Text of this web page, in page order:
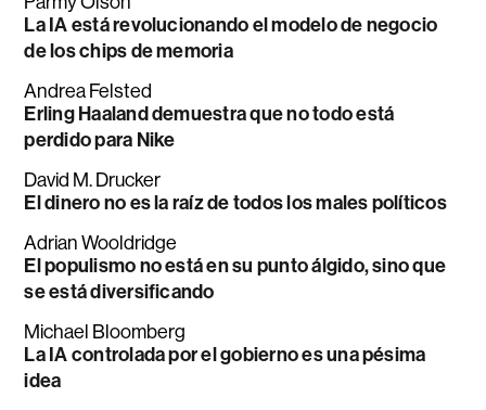
La IA está revolucionando el modelo de negocio
de los chips de memoria
Andrea Felsted
Erling Haaland demuestra que no todo está
perdido para Nike
David M. Drucker
El dinero no es la raíz de todos los males políticos
Adrian Wooldridge
El populismo no está en su punto álgido, sino que
se está diversificando
Michael Bloomberg
La IA controlada por el gobierno es una pésima
idea